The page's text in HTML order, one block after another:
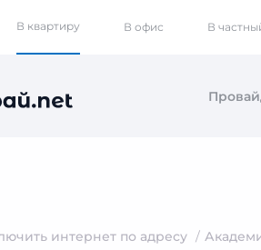
В квартиру В офис В
интернет по адресу